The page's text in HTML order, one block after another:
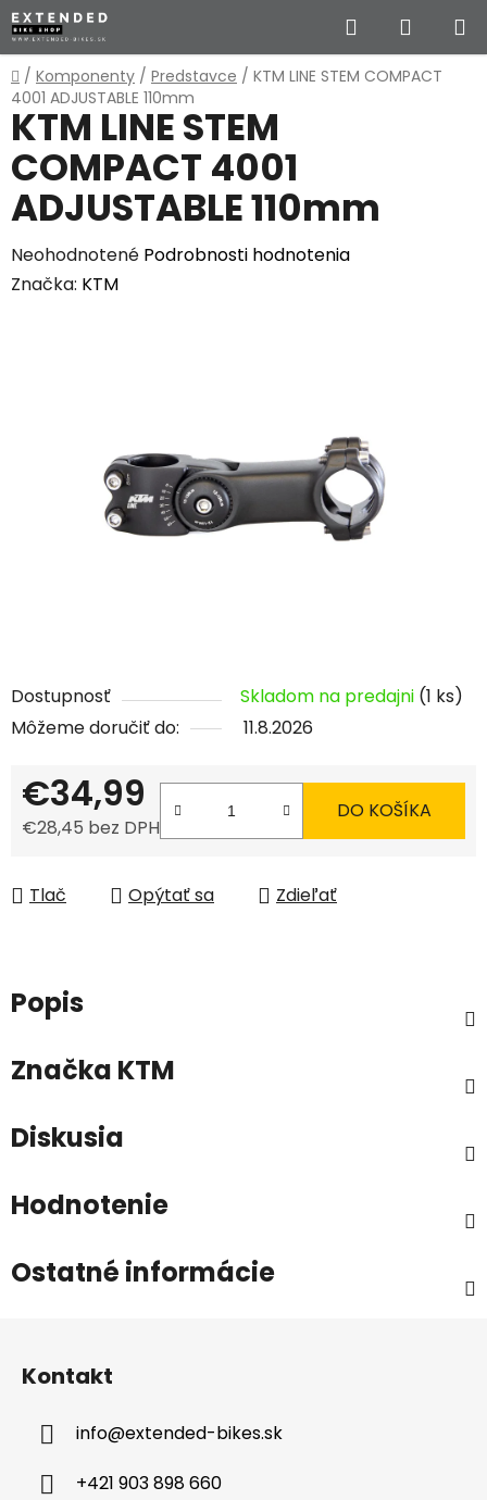
Prejsť
na
obsah
Hľadať
KOŠÍK
Domov
/ Komponenty / Predstavce / KTM LINE STEM COMPACT
4001 ADJUSTABLE 110mm
Dostupnosť Skladom na predajni (1 ks)
Môžeme doručiť do:
11.8.2026
€34,99
€28,45 bez DPH
DO KOŠÍKA
Tlač Opýtať sa Zdieľať
KTM LINE STEM
COMPACT 4001
ADJUSTABLE 110mm
Priemerné
hodnotenie
Neohodnotené Podrobnosti hodnotenia
Značka: KTM
Popis
Značka KTM
Diskusia
Hodnotenie
Ostatné informácie
Kontakt
info@extended-bikes.sk
+421 903 898 660